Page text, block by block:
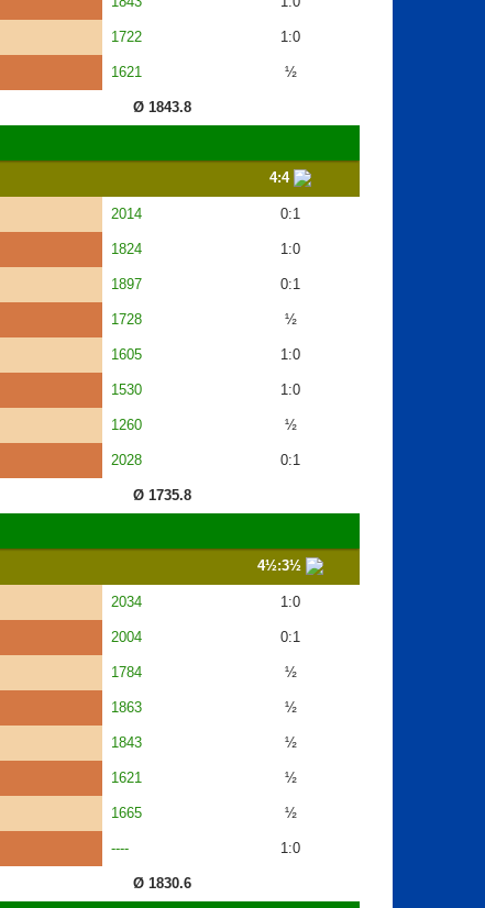
1722 1:0
1621 ½
Ø 1843.8
4:4
2014 0:1
1824 1:0
1897 0:1
1728 ½
1605 1:0
1530 1:0
1260 ½
2028 0:1
Ø 1735.8
4½:3½
2034 1:0
2004 0:1
1784 ½
1863 ½
1843 ½
1621 ½
1665 ½
---- 1:0
Ø 1830.6